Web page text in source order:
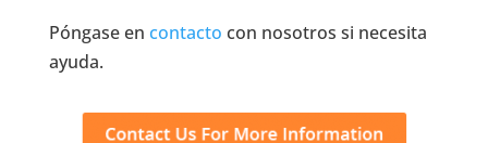
Póngase en contacto con nosotros si necesita
ayuda.